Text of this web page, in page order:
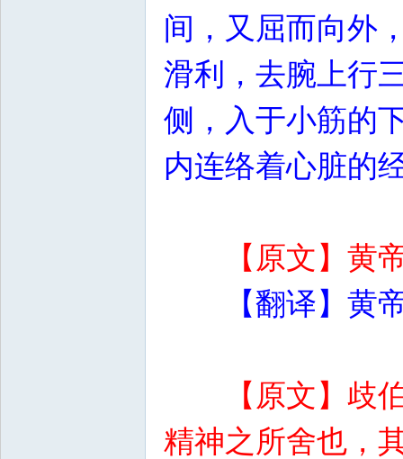
间，又屈而向外
滑利，去腕上行
侧，入于小筋的
内连络着心脏的
【原文】黄
【翻译】黄
【原文】歧
精神之所舍也，